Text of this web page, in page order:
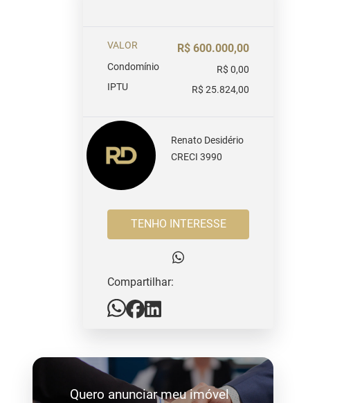
VALOR R$ 600.000,00
Condomínio
R$ 0,00
IPTU
R$ 25.824,00
Renato Desidério
CRECI 3990
TENHO INTERESSE
Compartilhar:
Quero anunciar meu imóvel